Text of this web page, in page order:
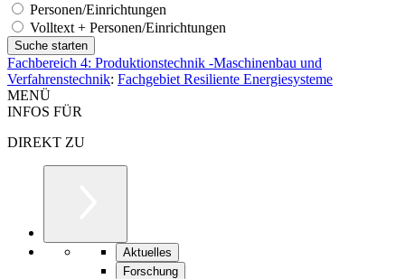
Personen/Einrichtungen
Volltext + Personen/Einrichtungen
Fachbereich 4: Produktionstechnik -Maschinenbau und
Verfahrenstechnik: Fachgebiet Resiliente Energiesysteme
MENÜ
INFOS FÜR
DIREKT ZU
Aktuelles
Forschung